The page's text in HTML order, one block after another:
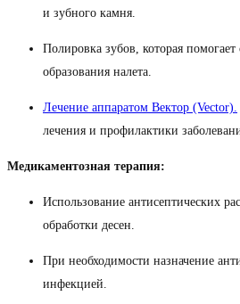
и зубного камня.
Полировка зубов, которая
образования налета.
Лечение аппаратом Вектор (Vector).
лечения и профилактики
Медикаментозная терапия:
Использование антисептических
обработки десен.
При необходимости назначение
инфекцией.